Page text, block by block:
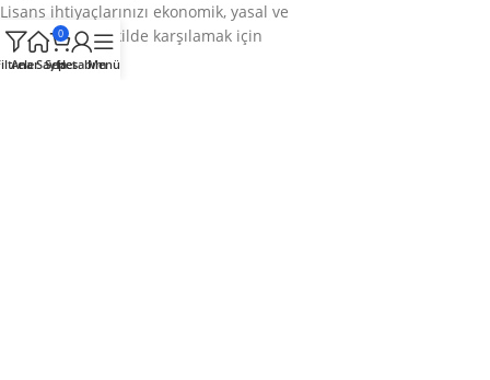
Lisans ihtiyaçlarınızı ekonomik, yasal ve
sorunsuz bir şekilde karşılamak için
buradayız.
Ana Sayfa
0
Sepet
Hesabım
Menü